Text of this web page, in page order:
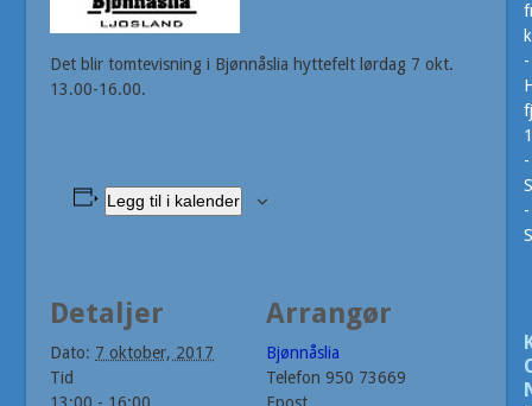
Det blir tomtevisning i Bjønnåslia hyttefelt lørdag 7 okt.
13.00-16.00.
Legg til i kalender
Detaljer
Dato: 7 oktober, 2017
Tid
Arrangør
Bjønnåslia
Telefon 950 73669
-
-
-